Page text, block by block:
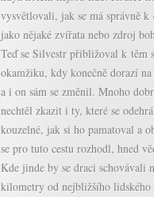
vysvětlovali, jak se má správně
jako nějaké zvířata nebo zdroj
Teď se Silvestr přibližoval k těm
okamžiku, kdy konečně dorazí
a i on sám se změnil. Mnoho
nechtěl zkazit i ty, které se
kouzelné, jak si ho pamatoval a
se pro tuto cestu rozhodl, hned
Kde jinde by se draci schovávali
kilometry od nejbližšího